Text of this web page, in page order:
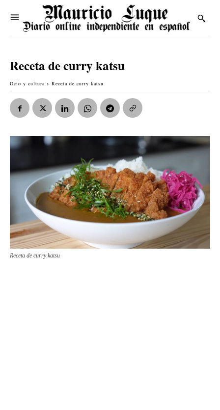
Receta de curry katsu
Ocio y cultura Receta de curry katsu
Receta de curry katsu